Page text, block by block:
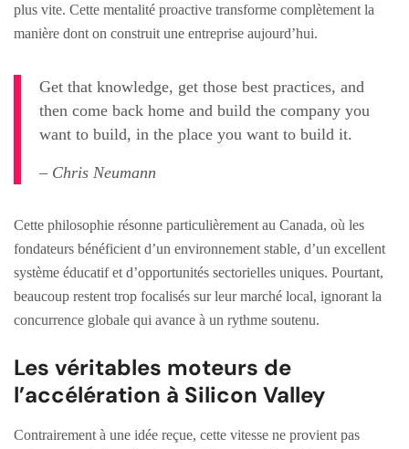
plus vite. Cette mentalité proactive transforme complètement la
manière dont on construit une entreprise aujourd’hui.
Get that knowledge, get those best practices, and
then come back home and build the company you
want to build, in the place you want to build it.
– Chris Neumann
Cette philosophie résonne particulièrement au Canada, où les
fondateurs bénéficient d’un environnement stable, d’un excellent
système éducatif et d’opportunités sectorielles uniques. Pourtant,
beaucoup restent trop focalisés sur leur marché local, ignorant la
concurrence globale qui avance à un rythme soutenu.
Les véritables moteurs de
l’accélération à Silicon Valley
Contrairement à une idée reçue, cette vitesse ne provient pas